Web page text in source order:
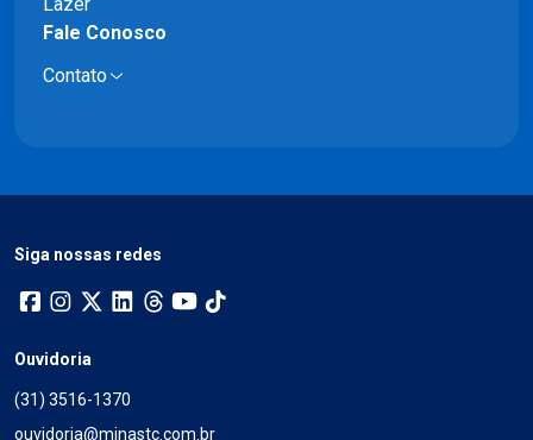
Fale Conosco
Contato
Siga nossas redes
Ouvidoria
(31) 3516-1370
ouvidoria@minastc.com.br